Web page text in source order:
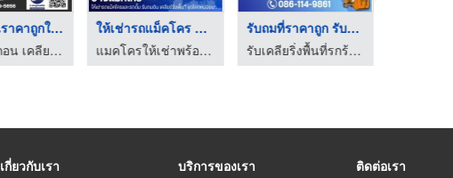
รับถมที่ดินราคาถูกใน ...
รับจ้างรื้อถอน เคลียร์ริ่งพื้นที่ ให้เช่าแบคโฮ-ป.ประยูรเซอร์วิส
ให้เช่ารถแม็คโคร PC1 ...
แมคโครให้เช่าพร้อมคนขับ - ช้างแมคโครให้เช่า
เกี่ยวกับเรา บริการของเรา ติดต่อเรา